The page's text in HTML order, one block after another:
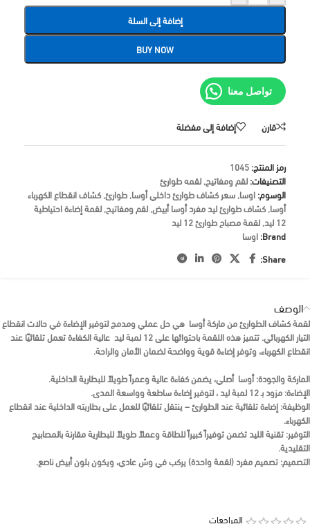
إضافة إلى السلة
BUY NOW
تواصل معنا
قارن إضافة إلى مفضلة
رمز المنتج:1045
التصنيفات:لقم ومفاتيح,لقمه طوارئ
الوسوم:اوسا,سعر كشاف طوارئ داخلي أوسا,طوارئ,كشاف انقطاع الكهرباء
أوسا,كشاف طوارئ ليد مفرد أوسا أبيض,لقم ومفاتيح,لقمة إضاءة احتياطية
12 ليد
,لقمة مصباح طوارئ 12 ليد
Brand: اوسا
Share:
الوصف
لقمة كشاف الطوارئ من ماركةأوسا هي حل عملي ومدمج لتوفير الإضاءة في حالات انقطاع
التيار الكهربائي. تتميز هذه اللقمة باحتوائها على12 لمبة ليد
عالية الكفاءة تعمل تلقائيًا عند
انقطاع الكهرباء، وتوفر إضاءة قوية وواضحة لضمان الأمان والراحة.
الماركة والجودة:أوسا أصلي، يضمن كفاءة عالية وعمراً طويلاً للبطارية الداخلية.
الإضاءة:مزود بـ12 لمبة ليد
، لتوفير إضاءة ساطعة وواسعة المدى.
الوظيفة:إضاءة تلقائية عند الطوارئ– ينتقل تلقائيًا للعمل على بطاريته الداخلية عند انقطاع
الكهرباء.
التوفير:تقنية الليد تضمنتوفيراً كبيراً للطاقةوعملاً طويلاً للبطارية مقارنة بالمصابيح
التقليدية.
التصميم:تصميممفرد (لقمة واحدة)يركب في وش عادي، ويكون بلون أبيض ناصع.
المراجعات